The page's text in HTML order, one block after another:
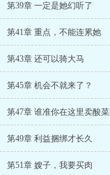
第39章 一定是她幻听了
第41章 重点，不能连累她
第43章 还可以骑大马
第45章 机会不就来了？
第47章 谁准你在这里卖酸菜
第49章 利益捆绑才长久
第51章 嫂子，我要买肉